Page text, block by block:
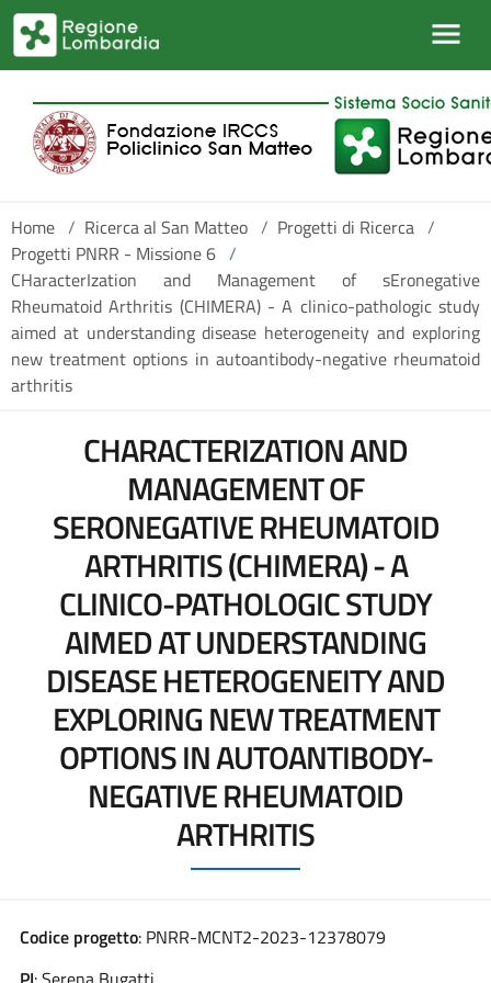
Salta al contenuto principale
Home / Ricerca al San Matteo / Progetti di Ricerca /
Progetti PNRR - Missione 6 /
CHaracterIzation and Management of sEronegative
Rheumatoid Arthritis (CHIMERA) - A clinico-pathologic study
aimed at understanding disease heterogeneity and exploring
new treatment options in autoantibody-negative rheumatoid
arthritis
CHARACTERIZATION AND
MANAGEMENT OF
SERONEGATIVE RHEUMATOID
ARTHRITIS (CHIMERA) - A
CLINICO-PATHOLOGIC STUDY
AIMED AT UNDERSTANDING
DISEASE HETEROGENEITY AND
EXPLORING NEW TREATMENT
OPTIONS IN AUTOANTIBODY-
NEGATIVE RHEUMATOID
ARTHRITIS
Codice progetto: PNRR-MCNT2-2023-12378079